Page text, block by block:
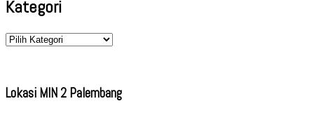
Kategori
Kategori
Lokasi MIN 2 Palembang